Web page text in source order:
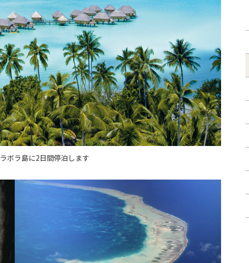
ボラ島に2日間停泊します